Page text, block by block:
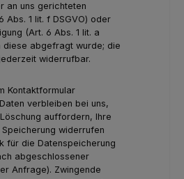
an uns gerichteten
Abs. 1 lit. f DSGVO) oder
(Art. 6 Abs. 1 lit. a
diese abgefragt wurde; die
widerrufbar.
Kontaktformular
verbleiben bei uns,
auffordern, Ihre
Speicherung widerrufen
für die Datenspeicherung
abgeschlossener
Anfrage). Zwingende